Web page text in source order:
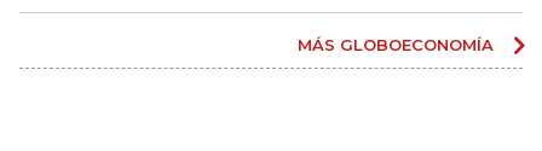
MÁS GLOBOECONOMÍA